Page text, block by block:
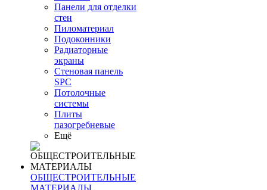
Панели для отделки
стен
Пиломатериал
Подоконники
Радиаторные
экраны
Стеновая панель
SPC
Потолочные
системы
Плиты
пазогребневые
Ещё
ОБЩЕСТРОИТЕЛЬНЫЕ
МАТЕРИАЛЫ